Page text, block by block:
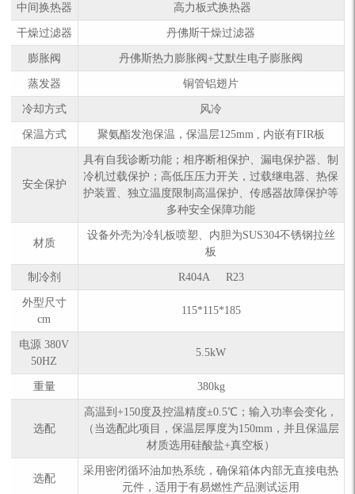
中间换热器 高力板式换热器
干燥过滤器 丹佛斯干燥过滤器
膨胀阀 丹佛斯热力膨胀阀+艾默生电子膨胀阀
蒸发器 铜管铝翅片
冷却方式 风冷
保温方式 聚氨酯发泡保温，保温层125mm , 内嵌有FIR板
安全保护
具有自我诊断功能；相序断相保护、漏电保护器、制
冷机过载保护；高低压压力开关，过载继电器、热保
护装置、独立温度限制高温保护、传感器故障保护等
多种安全保障功能
材质
设备外壳为冷轧板喷塑、内胆为SUS304不锈钢拉丝
板
制冷剂 R404A R23
外型尺寸
cm
115*115*185
电源 380V
50HZ
5.5kW
重量 380kg
选配
高温到+150度及控温精度±0.5℃；输入功率会变化，
（当选配此项目，保温层厚度为150mm，并且保温层
材质选用硅酸盐+真空板）
选配
采用密闭循环油加热系统，确保箱体内部无直接电热
元件，适用于有易燃性产品测试运用